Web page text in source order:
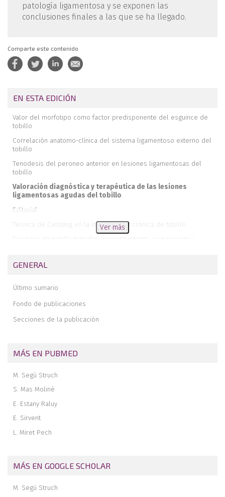
patología ligamentosa y se exponen las
conclusiones finales a las que se ha llegado.
Comparte este contenido
EN ESTA EDICIÓN
Valor del morfotipo como factor predisponente del esguince de
tobillo
Correlación anatomo-clínica del sistema ligamentoso externo del
tobillo
Tenodesis del peroneo anterior en lesiones ligamentosas del
tobillo
Valoración diagnóstica y terapéutica de las lesiones
ligamentosas agudas del tobillo
Editorial
Técnica de Castaing en la inestabilidad crónica de tobillo
Fracturas de tobillo tratadas quirúrgicamente, seguimiento y
Revisión a un año de 100 casos de fracturas maleolares tratadas y
documentadas según la técnica A.O.
Resultados a medio-largo plazo de luxaciones subastragalinas con
Osteocondritis y osteonecrosis de astrágalo
Ver más
GENERAL
Último sumario
Fondo de publicaciones
Secciones de la publicación
MÁS EN PUBMED
M. Segú Struch
S. Mas Moliné
E. Estany Raluy
E. Sirvent
L. Miret Pech
MÁS EN GOOGLE SCHOLAR
M. Segú Struch